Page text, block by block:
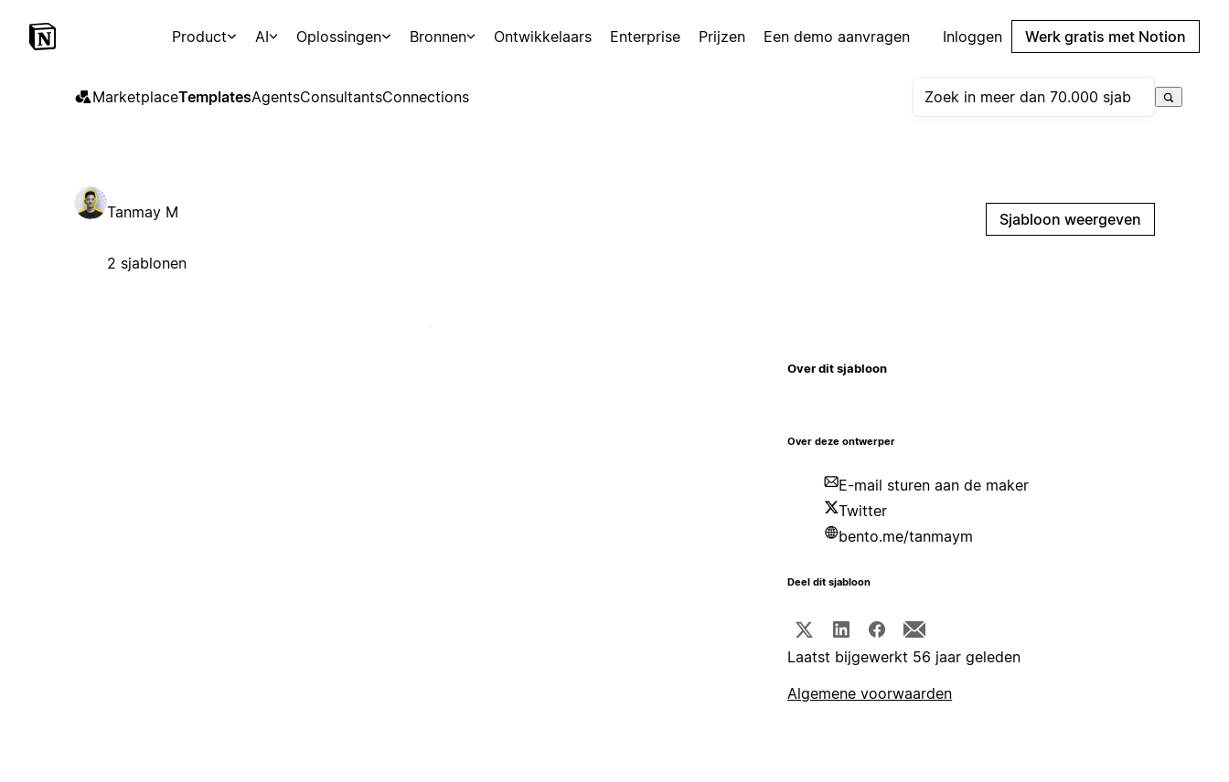
Product AI Oplossingen Bronnen Ontwikkelaars Enterprise Prijzen Een demo aanvragen Inloggen Werk gratis met Notion
MarketplaceTemplatesAgentsConsultantsConnections
Tanmay M
2 sjablonen
Sjabloon weergeven
Over dit sjabloon
Over deze ontwerper
E-mail sturen aan de maker
Twitter
bento.me/tanmaym
Deel dit sjabloon
Laatst bijgewerkt 56 jaar geleden
Algemene voorwaarden